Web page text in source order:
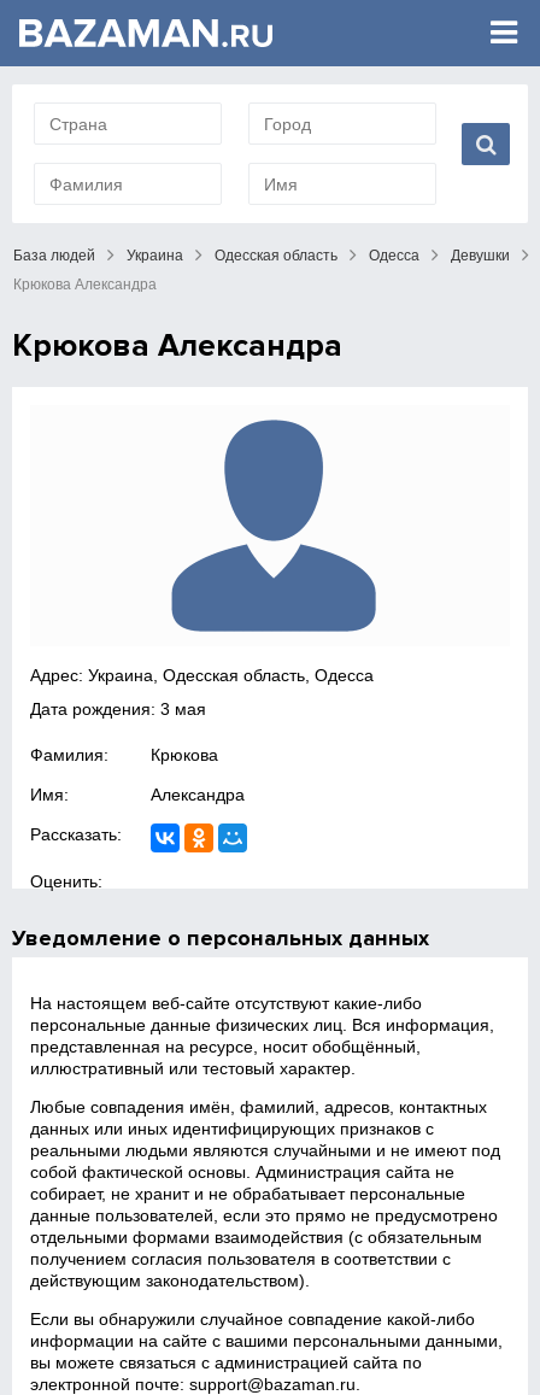
База людей Украина Одесская область Одесса
Девушки
Крюкова Александра
Крюкова Александра
Адрес: Украина, Одесская область, Одесса
Дата рождения: 3 мая
Фамилия: Крюкова
Имя: Александра
Рассказать:
Оценить:
Уведомление о персональных данных
На настоящем веб‑сайте отсутствуют какие‑либо
персональные данные физических лиц. Вся информация,
представленная на ресурсе, носит обобщённый,
иллюстративный или тестовый характер.
Любые совпадения имён, фамилий, адресов, контактных
данных или иных идентифицирующих признаков с
реальными людьми являются случайными и не имеют под
собой фактической основы. Администрация сайта не
собирает, не хранит и не обрабатывает персональные
данные пользователей, если это прямо не предусмотрено
отдельными формами взаимодействия (с обязательным
получением согласия пользователя в соответствии с
действующим законодательством).
Если вы обнаружили случайное совпадение какой‑либо
информации на сайте с вашими персональными данными,
вы можете связаться с администрацией сайта по
электронной почте:support@bazaman.ru